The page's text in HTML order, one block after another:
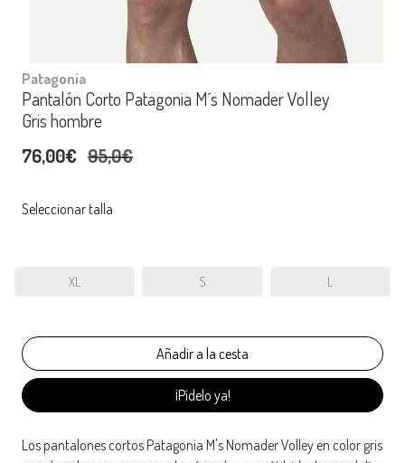
Patagonia
Pantalón Corto Patagonia M´s Nomader Volley
Gris hombre
76,00€ 95,0€
Seleccionar talla
XL S L
¡Pídelo ya!
Los pantalones cortos Patagonia M's Nomader Volley en color gris